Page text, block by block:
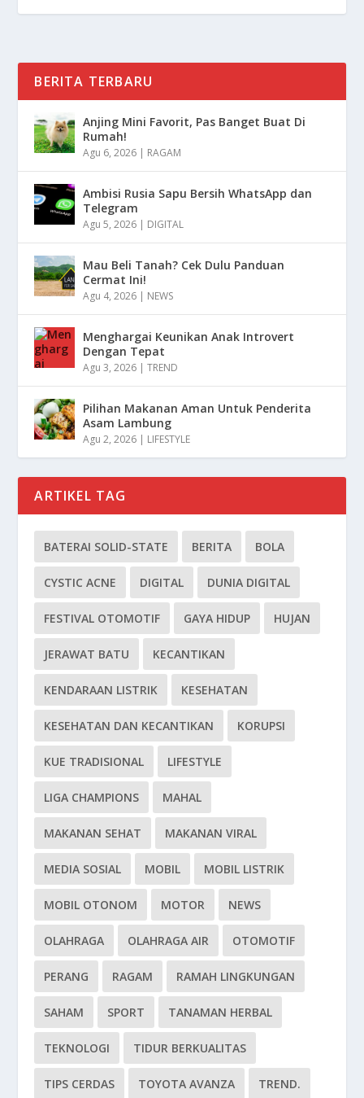
BERITA TERBARU
Anjing Mini Favorit, Pas Banget Buat Di
Rumah!
Agu 6, 2026 | RAGAM
Ambisi Rusia Sapu Bersih WhatsApp dan
Telegram
Agu 5, 2026 | DIGITAL
Mau Beli Tanah? Cek Dulu Panduan
Cermat Ini!
Agu 4, 2026 | NEWS
Menghargai Keunikan Anak Introvert
Dengan Tepat
Agu 3, 2026 |TREND
Pilihan Makanan Aman Untuk Penderita
Asam Lambung
Agu 2, 2026 | LIFESTYLE
ARTIKEL TAG
BATERAI SOLID-STATE BERITA BOLA
CYSTIC ACNE DIGITAL DUNIA DIGITAL
FESTIVAL OTOMOTIF GAYA HIDUP HUJAN
JERAWAT BATU KECANTIKAN
KENDARAAN LISTRIK KESEHATAN
KESEHATAN DAN KECANTIKAN KORUPSI
KUE TRADISIONAL LIFESTYLE
LIGA CHAMPIONS MAHAL
MAKANAN SEHAT MAKANAN VIRAL
MEDIA SOSIAL MOBIL MOBIL LISTRIK
MOBIL OTONOM MOTOR NEWS
OLAHRAGA OLAHRAGA AIR OTOMOTIF
PERANG RAGAM RAMAH LINGKUNGAN
SAHAM SPORT TANAMAN HERBAL
TEKNOLOGI TIDUR BERKUALITAS
TIPS CERDAS TOYOTA AVANZA TREND.